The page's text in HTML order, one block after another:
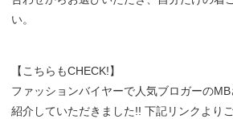
い。
【こちらもCHECK!】
ファッションバイヤーで人気ブロガーのMB
紹介していただきました!! 下記リンクよりご